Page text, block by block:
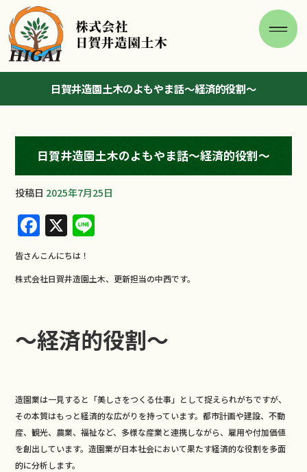
日賀井造園土木のよもやま話～経済的役割～
日賀井造園土木のよもやま話～経済的役割～
投稿日 2025年7月25日
F
a
c
e
o
o
X
e
皆さんこんにちは！
株式会社日賀井造園土木、更新担当の中西です。
～経済的役割～
造園業は一見すると「美しさをつくる仕事」として捉えられがちですが、
その本質はもっと経済的な広がりを持っています。都市計画や建設、不動
産、観光、農業、福祉など、多様な産業と連携しながら、雇用や付加価値
を創出しています。造園業が日本社会において果たす経済的な役割を多面
的に分析します。